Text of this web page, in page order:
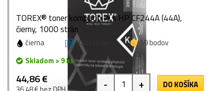
TOREX® toner kompatibilní s HP CF244A (44A),
čierny, 1000 strán
čierna 1000 strán
59 bodov
Skladom > 9 ks
44,86 € - + DO KOŠÍKA